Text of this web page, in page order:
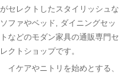
がセレクトしたスタイリッシュな
ソファやベッド, ダイニングセッ
トなどのモダン家具の通販専門セ
レクトショップです。
イケアやニトリを始めとする、